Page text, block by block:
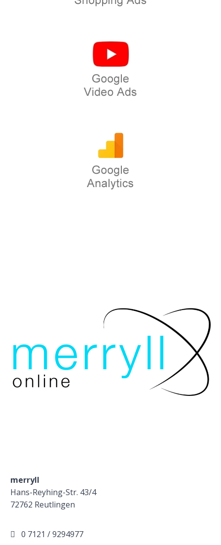
merryll
Hans-Reyhing-Str. 43/4
72762 Reutlingen
0 7121 / 9294977